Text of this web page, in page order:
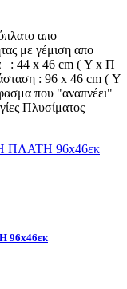
απο
με γέμιση απο
: 44 x 46 cm ( Υ x Π
: 96 x 46 cm ( Υ
που "αναπνέει"
Πλυσίματος
96x46εκ